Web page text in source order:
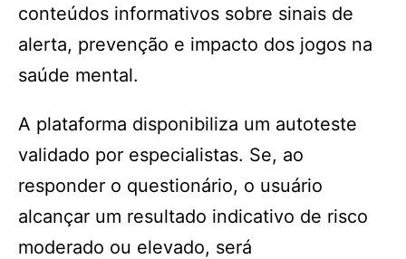
conteúdos informativos sobre sinais de
alerta, prevenção e impacto dos jogos na
saúde mental.
A plataforma disponibiliza um autoteste
validado por especialistas. Se, ao
responder o questionário, o usuário
alcançar um resultado indicativo de risco
moderado ou elevado, será